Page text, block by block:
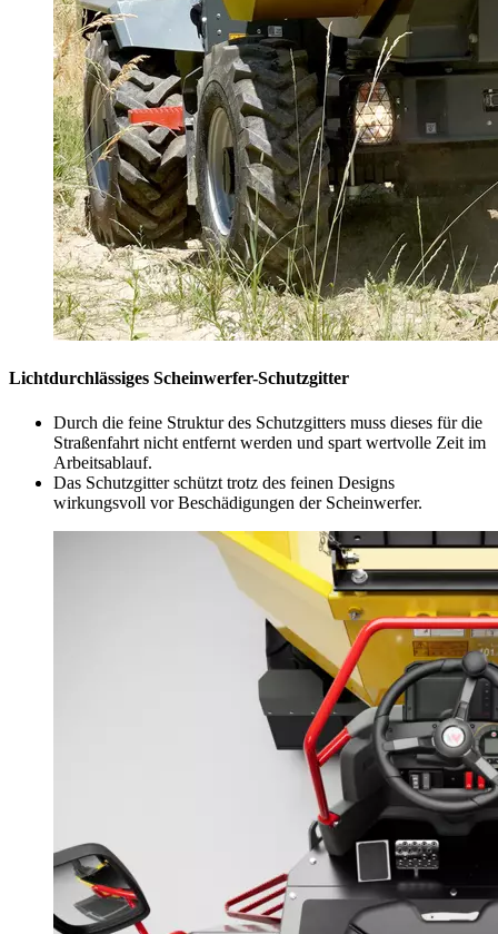
Lichtdurchlässiges Scheinwerfer-Schutzgitter
Durch die feine Struktur des Schutzgitters muss dieses für die
Straßenfahrt nicht entfernt werden und spart wertvolle Zeit im
Arbeitsablauf.
Das Schutzgitter schützt trotz des feinen Designs
wirkungsvoll vor Beschädigungen der Scheinwerfer.